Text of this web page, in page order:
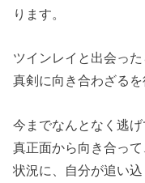
ります。
ツインレイと出会っ
真剣に向き合わざるを
今までなんとなく逃
真正面から向き合っ
状況に、自分が追い込